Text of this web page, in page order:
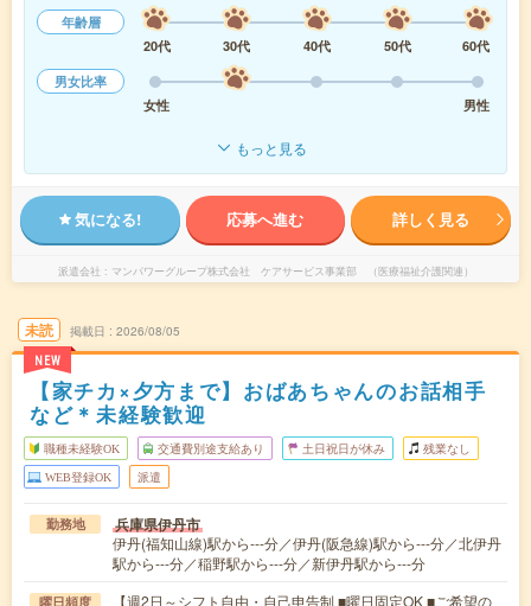
年齢層
20代
30代 40代 50代
60代
男女比率
女性
男性
もっと見る
気になる! 応募へ進む 詳しく見る
派遣会社 マンパワーグループ株式会社 ケアサービス事業部 （医療福祉介護関連）
未読
NEW
掲載日 2026/08/05
【家チカ×夕方まで】おばあちゃんのお話相手
など＊未経験歓迎
職種未経験OK 交通費別途支給あり 土日祝日が休み 残業なし
WEB登録OK 派遣
勤務地 兵庫県伊丹市
伊丹(福知山線)駅から---分／伊丹(阪急線)駅から---分／北伊丹
駅から---分／稲野駅から---分／新伊丹駅から---分
曜日頻度
【週2日～シフト自由・自己申告制 ■曜日固定OK ■ご希望の